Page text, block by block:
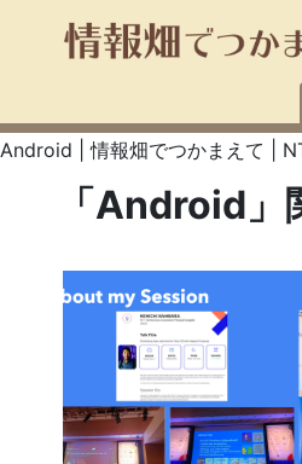
Android | 情報畑でつかまえて |
「Android」